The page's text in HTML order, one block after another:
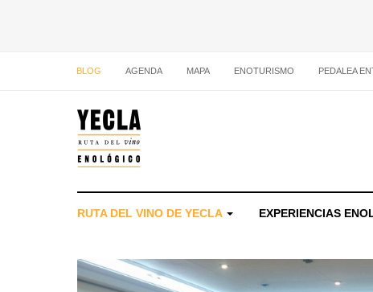
BLOG AGENDA MAPA ENOTURISMO PEDALEA
RUTA DEL VINO DE YECLA EXPERIENCIAS